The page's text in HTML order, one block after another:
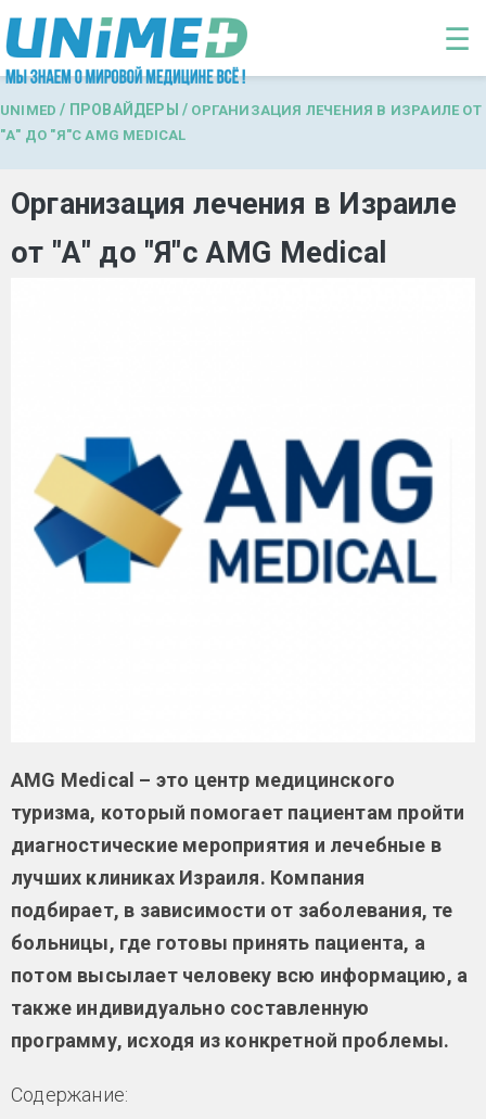
Перейти к основному содержанию
☰
UNIMED / ПРОВАЙДЕРЫ / ОРГАНИЗАЦИЯ ЛЕЧЕНИЯ В ИЗРАИЛЕ ОТ
"А" ДО "Я"С AMG MEDICAL
Организация лечения в Израиле
от "А" до "Я"с AMG Medical
AMG Medical – это центр медицинского
туризма, который помогает пациентам пройти
диагностические мероприятия и лечебные в
лучших клиниках Израиля. Компания
подбирает, в зависимости от заболевания, те
больницы, где готовы принять пациента, а
потом высылает человеку всю информацию, а
также индивидуально составленную
программу, исходя из конкретной проблемы.
Содержание: